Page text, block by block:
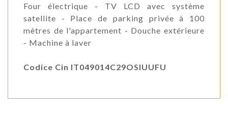
Four électrique - TV LCD avec système
satellite - Place de parking privée à 100
mètres de l'appartement - Douche extérieure
- Machine à laver
Codice Cin IT049014C29OSIUUFU